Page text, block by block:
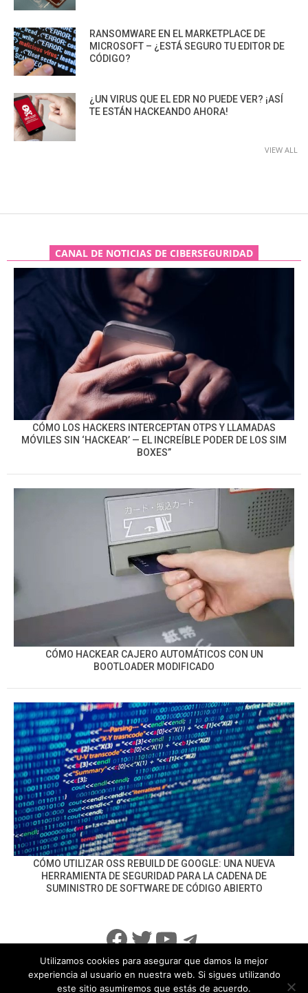
RANSOMWARE EN EL MARKETPLACE DE
MICROSOFT – ¿ESTÁ SEGURO TU EDITOR DE
CÓDIGO?
¿UN VIRUS QUE EL EDR NO PUEDE VER? ¡ASÍ
TE ESTÁN HACKEANDO AHORA!
VIEW ALL
CANAL DE NOTICIAS DE CIBERSEGURIDAD
CÓMO LOS HACKERS INTERCEPTAN OTPS Y LLAMADAS
MÓVILES SIN ‘HACKEAR’ — EL INCREÍBLE PODER DE LOS SIM
BOXES”
CÓMO HACKEAR CAJERO AUTOMÁTICOS CON UN
BOOTLOADER MODIFICADO
CÓMO UTILIZAR OSS REBUILD DE GOOGLE: UNA NUEVA
HERRAMIENTA DE SEGURIDAD PARA LA CADENA DE
SUMINISTRO DE SOFTWARE DE CÓDIGO ABIERTO
Facebook
Twitter
YouTube
Telegram
Utilizamos cookies para asegurar que damos la mejor
experiencia al usuario en nuestra web. Si sigues utilizando
este sitio asumiremos que estás de acuerdo.